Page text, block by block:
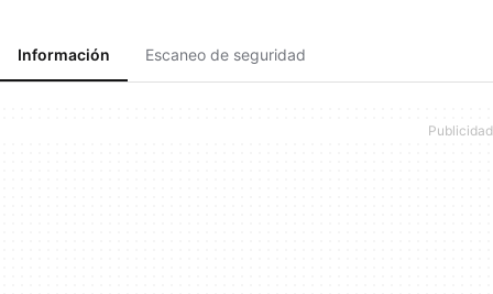
Información Escaneo de seguridad